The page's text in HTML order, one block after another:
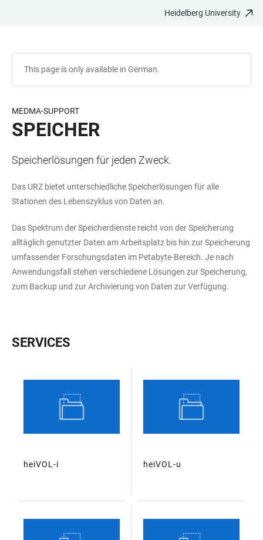
Heidelberg University
This page is only available in German.
MEDMA-SUPPORT
SPEICHER
Speicherlösungen für jeden Zweck.
Das URZ bietet unterschiedliche Speicherlösungen für alle
Stationen des Lebenszyklus von Daten an.
Das Spektrum der Speicherdienste reicht von der Speicherung
alltäglich genutzter Daten am Arbeitsplatz bis hin zur Speicherung
umfassender Forschungsdaten im Petabyte-Bereich. Je nach
Anwendungsfall stehen verschiedene Lösungen zur Speicherung,
zum Backup und zur Archivierung von Daten zur Verfügung.
SERVICES
heiVOL-i heiVOL-u